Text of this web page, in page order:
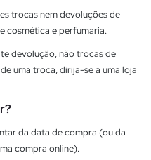
trocas nem devoluções de
cosmética e perfumaria.
devolução, não trocas de
uma troca, dirija-se a uma loja
da data de compra (ou da
compra online).